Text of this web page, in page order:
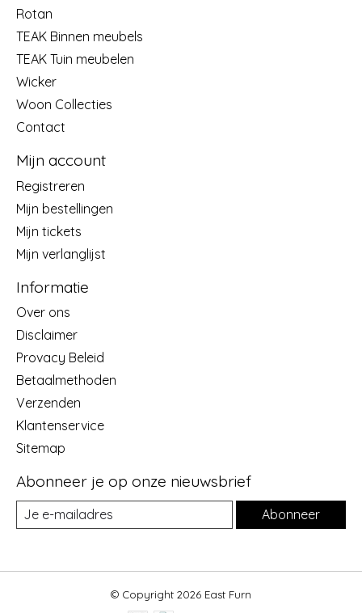
Rotan
TEAK Binnen meubels
TEAK Tuin meubelen
Wicker
Woon Collecties
Contact
Mijn account
Registreren
Mijn bestellingen
Mijn tickets
Mijn verlanglijst
Informatie
Over ons
Disclaimer
Provacy Beleid
Betaalmethoden
Verzenden
Klantenservice
Sitemap
Abonneer je op onze nieuwsbrief
Abonneer
© Copyright 2026 East Furn